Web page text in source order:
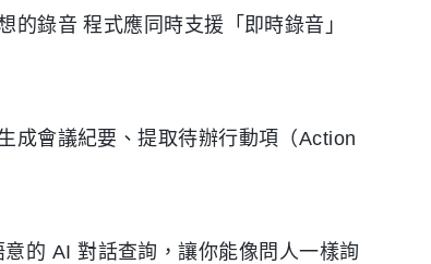
錄音 程式應同時支援「即時錄音」
成會議紀要、提取待辦行動項（Action
的 AI 對話查詢，讓你能像問人一樣詢